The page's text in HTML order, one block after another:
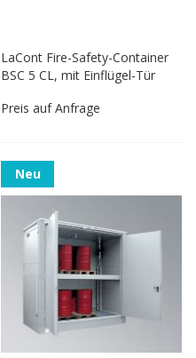
LaCont Fire-Safety-Container
BSC 5 CL, mit Einflügel-Tür
Preis auf Anfrage
Neu